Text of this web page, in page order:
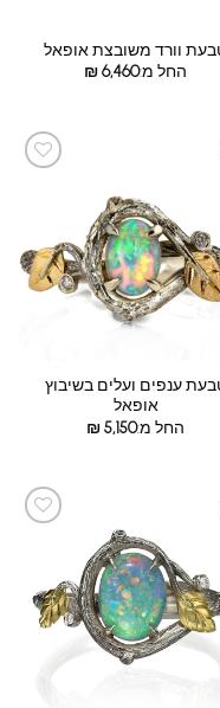
וורד משובצת אופאל
החל מ:
₪6,460
ענפים ועלים בשיבוץ
אופאל
החל מ:
₪5,150